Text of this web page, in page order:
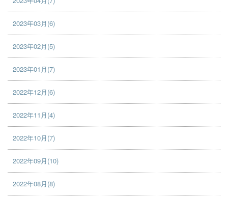
2023年03月(6)
2023年02月(5)
2023年01月(7)
2022年12月(6)
2022年11月(4)
2022年10月(7)
2022年09月(10)
2022年08月(8)